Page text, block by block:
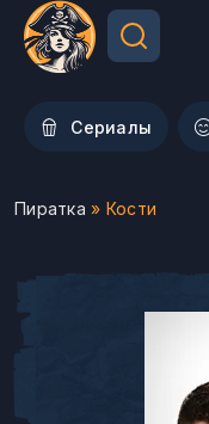
Сериалы
Пиратка » Кости